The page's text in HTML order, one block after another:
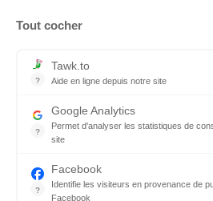
FAQ - réponses à vos questions
Conditions Générales de Service
Tout cocher
?
Tawk.to
Aide en ligne depuis notre site
?
Google Analytics
Permet d'analyser les statistiques de
site
?
Facebook
Identifie les visiteurs en provenance de
Facebook